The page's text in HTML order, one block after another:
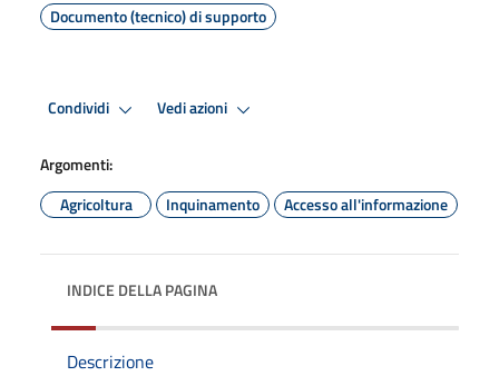
Documento (tecnico) di supporto
Condividi Vedi azioni
Argomenti:
Agricoltura
Inquinamento Accesso all'informazione
INDICE DELLA PAGINA
Descrizione